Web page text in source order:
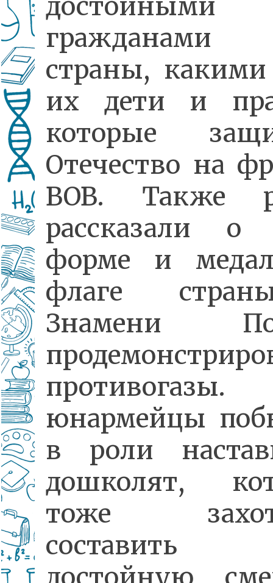
гражданами
страны,
их дети и
которые
Отечество на
ВОВ. Также
рассказали о
форме и
флаге
Знамени
юнармейцы
в роли
дошколят,
тоже